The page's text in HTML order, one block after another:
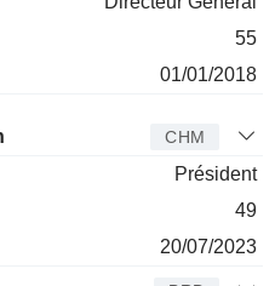
55
01/01/2018
CHM
Président
49
20/07/2023